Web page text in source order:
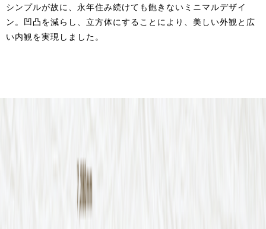
シンプルが故に、永年住み続けても飽きないミニマルデザイ
ン。凹凸を減らし、立方体にすることにより、美しい外観と広
い内観を実現しました。